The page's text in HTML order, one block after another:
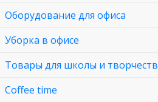
Оборудование для офиса
Уборка в офисе
Товары для школы и
Coffee time